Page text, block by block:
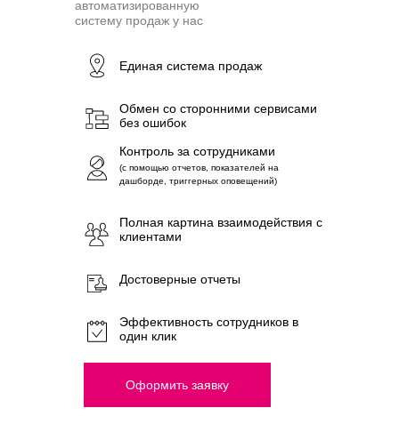
автоматизированную
систему продаж у нас
Единая система продаж
Обмен со сторонними сервисами
без ошибок
Контроль за сотрудниками
Полная картина взаимодействия с
клиентами
Достоверные отчеты
Эффективность сотрудников в
один клик
(с помощью отчетов, показателей на
дашборде, триггерных оповещений)
Оформить заявку